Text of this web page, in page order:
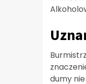
dumy